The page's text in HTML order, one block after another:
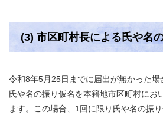
(3) 市区町村長による氏や名
令和8年5月25日までに届出が無かった場
氏や名の振り仮名を本籍地市区町村にお
ます。この場合、1回に限り氏や名の振